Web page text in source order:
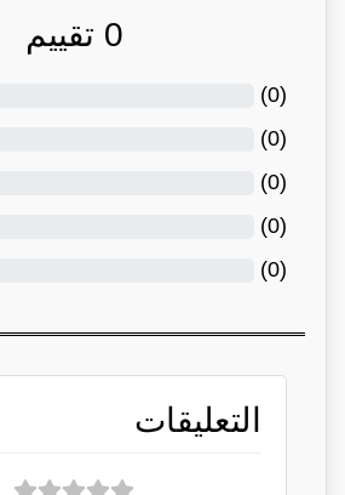
0 تقييم
(
0
)
(
0
)
(
0
)
(
0
)
(
0
)
التعليقات